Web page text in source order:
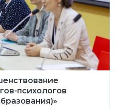
психологов